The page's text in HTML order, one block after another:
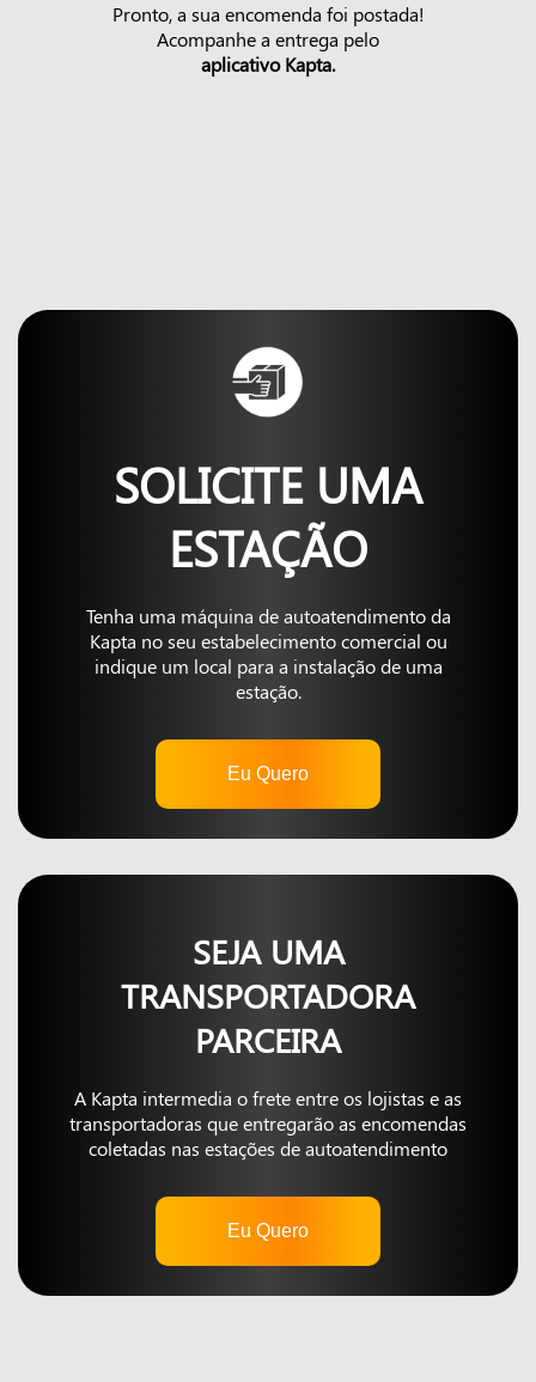
Pronto, a sua encomenda foi postada!
Acompanhe a entrega pelo
aplicativo Kapta.
SOLICITE UMA
ESTAÇÃO
Tenha uma máquina de autoatendimento da
Kapta no seu estabelecimento comercial ou
indique um local para a instalação de uma
estação.
Eu Quero
SEJA UMA
TRANSPORTADORA
PARCEIRA
A Kapta intermedia o frete entre os lojistas e as
transportadoras que entregarão as encomendas
coletadas nas estações de autoatendimento
Eu Quero